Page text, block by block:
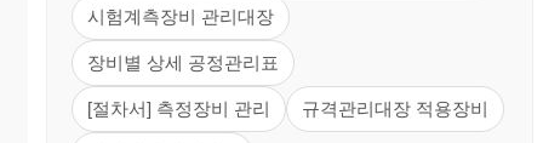
시험계측장비 관리대장
장비별 상세 공정관리표
[절차서] 측정장비 관리 규격관리대장 적용장비